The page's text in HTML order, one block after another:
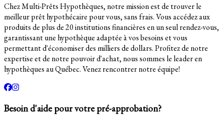
Chez Multi-Prêts Hypothèques, notre mission est de trouver le
meilleur prêt hypothécaire pour vous, sans frais. Vous accédez aux
produits de plus de 20 institutions financières en un seul rendez-vous,
garantissant une hypothèque adaptée à vos besoins et vous
permettant d'économiser des milliers de dollars. Profitez de notre
expertise et de notre pouvoir d'achat, nous sommes le leader en
hypothèques au Québec. Venez rencontrer notre équipe!
Besoin d'aide pour votre pré-approbation?